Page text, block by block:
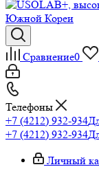
Сравнение0
Телефоны
+7 (4212) 932-934
+7 (4212) 932-934
Личный